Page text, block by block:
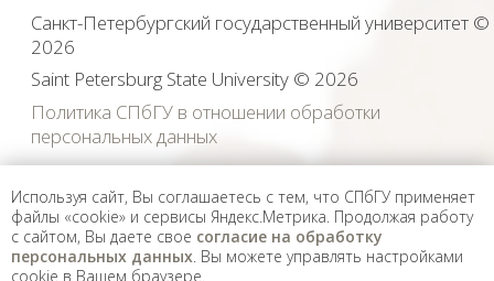
Используя сайт, Вы соглашаетесь с тем, что СПбГУ применяет
файлы «cookie» и сервисы Яндекс.Метрика. Продолжая работу
с сайтом, Вы даете свое согласие на обработку
персональных данных . Вы можете управлять настройками
cookie в Вашем браузере.